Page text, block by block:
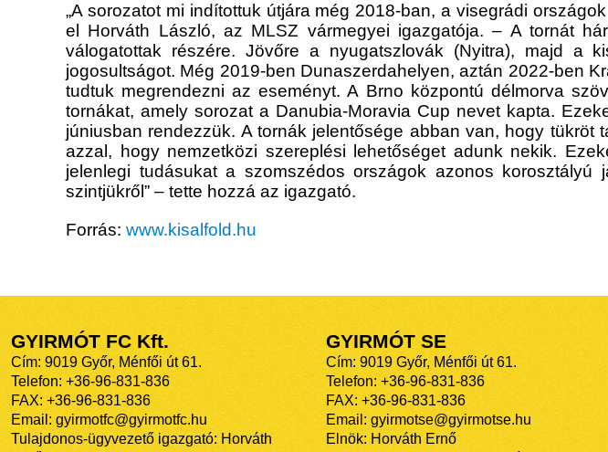
„A sorozatot mi indítottuk útjára még 2018-ban, a visegrádi
el Horváth László, az MLSZ vármegyei igazgatója. – A tornát
válogatottak részére. Jövőre a nyugatszlovák (Nyitra), majd a
jogosultságot. Még 2019-ben Dunaszerdahelyen, aztán 2022-ben
tudtuk megrendezni az eseményt. A Brno központú délmorva
tornákat, amely sorozat a Danubia-Moravia Cup nevet kapta.
júniusban rendezzük. A tornák jelentősége abban van, hogy
azzal, hogy nemzetközi szereplési lehetőséget adunk nekik.
jelenlegi tudásukat a szomszédos országok azonos
szintjükről” – tette hozzá az igazgató.
Forrás: www.kisalfold.hu
GYIRMÓT FC Kft.
Cím: 9019 Győr, Ménfői út 61.
Telefon: +36-96-831-836
FAX: +36-96-831-836
Email: gyirmotfc@gyirmotfc.hu
Tulajdonos-ügyvezető igazgató: Horváth
GYIRMÓT SE
Cím: 9019 Győr, Ménfői út 61.
Telefon: +36-96-831-836
FAX: +36-96-831-836
Email: gyirmotse@gyirmotse.hu
Elnök: Horváth Ernő